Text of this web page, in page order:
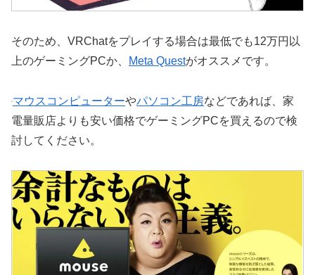
そのため、VRChatをプレイする場合は最低でも12万円以
上のゲーミングPCか、
Meta Questがオススメです。
マウスコンピューターやパソコン工房などであれば、家
電量販店よりも安い価格でゲーミングPCを買えるので検
討してください。